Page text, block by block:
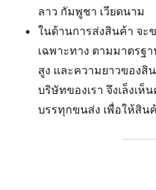
ลาว กัมพูชา เวียดนาม
ในด้านการส่งสินค้า จะ
เฉพาะทาง ตามมาตรฐ
สูง และความยาวของสิ
บริษัทของเรา จึงเล็งเห็
บรรทุกขนส่ง เพื่อให้สิน